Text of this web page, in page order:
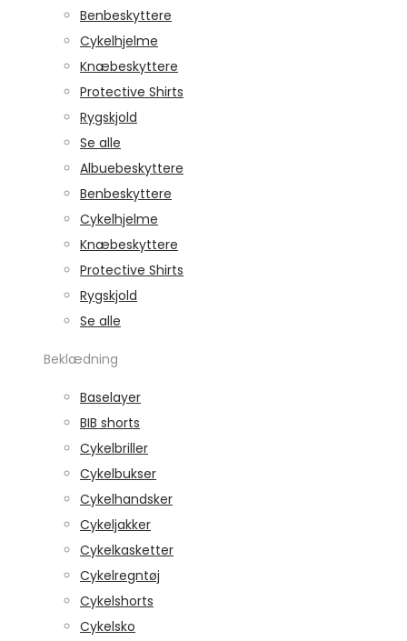
Benbeskyttere
Cykelhjelme
Knæbeskyttere
Protective Shirts
Rygskjold
Se alle
Albuebeskyttere
Benbeskyttere
Cykelhjelme
Knæbeskyttere
Protective Shirts
Rygskjold
Se alle
Beklædning
Baselayer
BIB shorts
Cykelbriller
Cykelbukser
Cykelhandsker
Cykeljakker
Cykelkasketter
Cykelregntøj
Cykelshorts
Cykelsko